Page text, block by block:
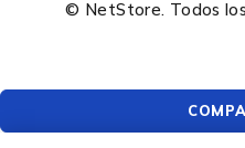
© NetStore. Todos